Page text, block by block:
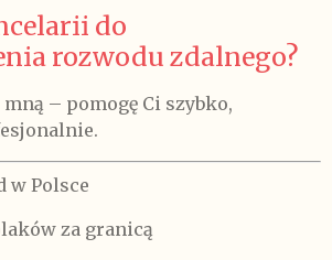
do
rozwodu zdalnego?
– pomogę Ci szybko,
w Polsce
za granicą